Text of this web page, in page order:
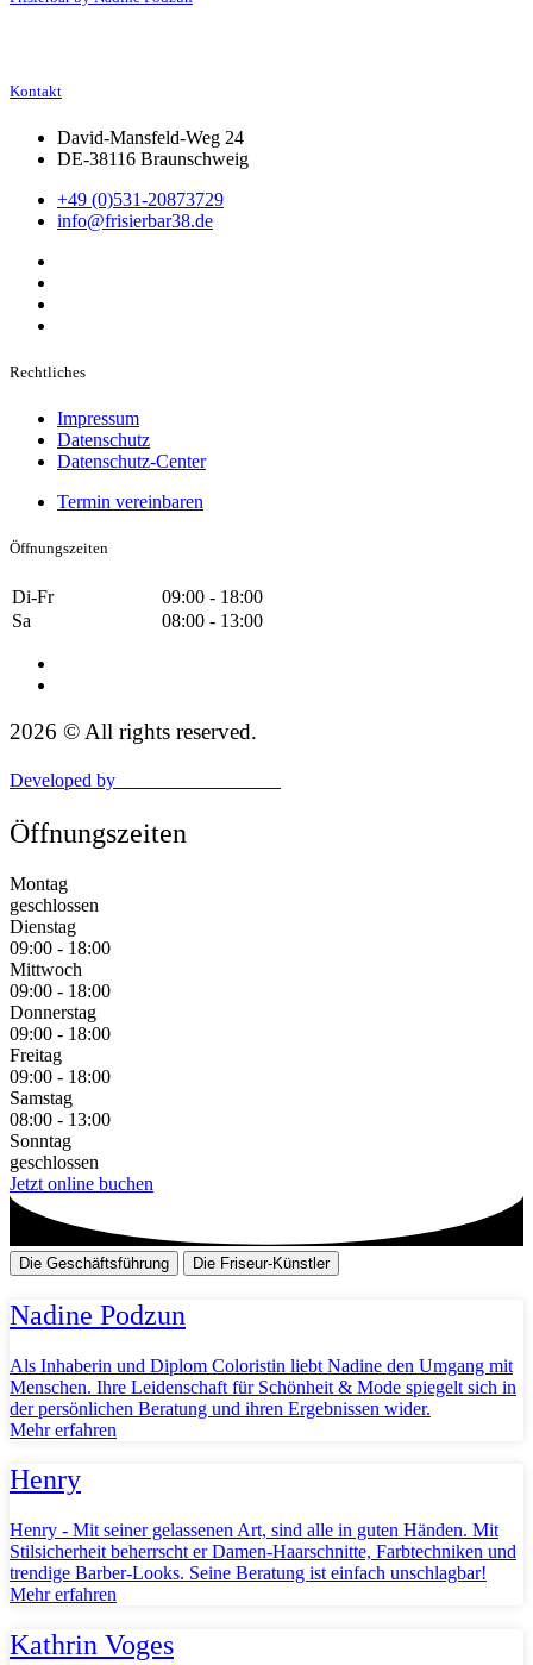
Kontakt
David-Mansfeld-Weg 24
DE-38116 Braunschweig
+49 (0)531-20873729
info@frisierbar38.de
Rechtliches
Impressum
Datenschutz
Datenschutz-Center
Termin vereinbaren
Öffnungszeiten
Di-Fr
09:00 - 18:00
Sa
08:00 - 13:00
2026 © All rights reserved.
Developed by
Öffnungszeiten
Montag
geschlossen
Dienstag
09:00 - 18:00
Mittwoch
09:00 - 18:00
Donnerstag
09:00 - 18:00
Freitag
09:00 - 18:00
Samstag
08:00 - 13:00
Sonntag
geschlossen
Jetzt online buchen
Die Geschäftsführung Die Friseur-Künstler
Nadine Podzun
Als Inhaberin und Diplom Coloristin liebt Nadine den Umgang mit
Menschen. Ihre Leidenschaft für Schönheit & Mode spiegelt sich in
der persönlichen Beratung und ihren Ergebnissen wider.
Mehr erfahren
Henry
Henry - Mit seiner gelassenen Art, sind alle in guten Händen. Mit
Stilsicherheit beherrscht er Damen-Haarschnitte, Farbtechniken und
trendige Barber-Looks. Seine Beratung ist einfach unschlagbar!
Mehr erfahren
Kathrin Voges